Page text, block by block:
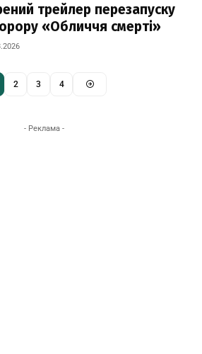
трейлер перезапуску
«Обличчя смерті»
2 3 4
- Реклама -